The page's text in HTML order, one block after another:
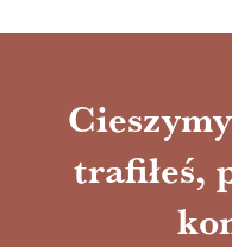
trafiłeś,